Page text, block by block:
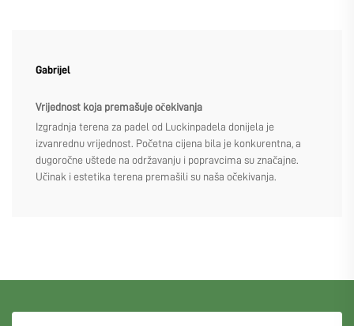
Gabrijel
Vrijednost koja premašuje očekivanja
Izgradnja terena za padel od Luckinpadela donijela je
izvanrednu vrijednost. Početna cijena bila je konkurentna, a
dugoročne uštede na održavanju i popravcima su značajne.
Učinak i estetika terena premašili su naša očekivanja.